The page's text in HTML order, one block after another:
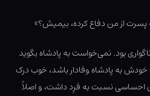
از من دفاع کرده، بیمیش؟»
بود. نمی‌خواست به پادشاه بگوید
به پادشاه وفادار باشد، خوب درک
احساسی نسبت به فرِد داشت، و اصلاً